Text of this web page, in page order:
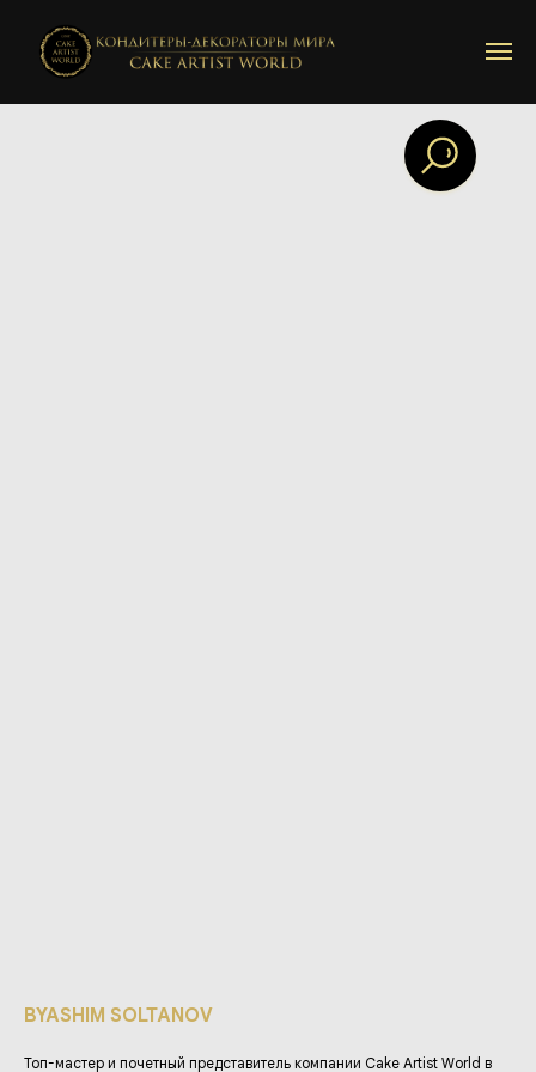
BYASHIM SOLTANOV
Топ-мастер и почетный представитель компании Cake Artist World в